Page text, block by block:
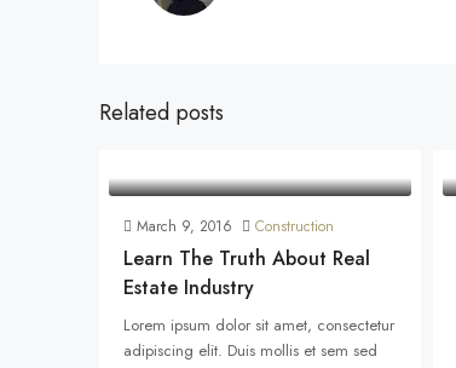
Related posts
March 9, 2016 Construction
Learn The Truth About Real
Estate Industry
Lorem ipsum dolor sit amet, consectetur
adipiscing elit. Duis mollis et sem sed